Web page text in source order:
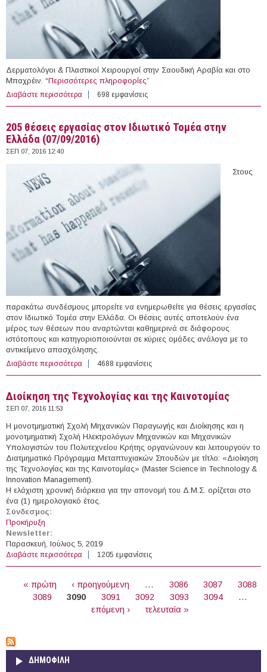
Δερματολόγοι & Πλαστικοί Χειρουργοί στην Σαουδική Αραβία και στο
Μπαχρέιν. “Περισσότερες πληροφορίες”
Διαβάστε περισσότερα για Ιατροί Δερματολόγοι & Πλαστικοί Χειρουργοί στην
Σαουδική Αραβία και στο Μπαχρέιν
698 εμφανίσεις
205 θέσεις εργασίας στον Ιδιωτικό Τομέα στην
Ελλάδα (07/09/2016)
ΣΕΠ 07, 2016 12:40
Στους
παρακάτω συνδέσμους μπορείτε να ενημερωθείτε για θέσεις εργασίας
στον Ιδιωτικό Τομέα στην Ελλάδα. Οι θέσεις αυτές αποτελούν ένα
μέρος των θέσεων που αναρτώνται καθημερινά σε διάφορους
ιστότοπους και κατηγοριοποιούνται σε κύριες ομάδες ανάλογα με το
αντικείμενο απασχόλησης.
Διαβάστε περισσότερα για 205 θέσεις εργασίας στον Ιδιωτικό Τομέα στην
Ελλάδα (07/09/2016)
4688 εμφανίσεις
Διοίκηση της Τεχνολογίας και της Καινοτομίας
ΣΕΠ 07, 2016 11:53
Η μονοτμηματική Σχολή Μηχανικών Παραγωγής και Διοίκησης και η
μονοτμηματική Σχολή Ηλεκτρολόγων Μηχανικών και Μηχανικών
Υπολογιστών του Πολυτεχνείου Κρήτης οργανώνουν και λειτουργούν το
Διατμηματικό Πρόγραμμα Μεταπτυχιακών Σπουδών με τίτλο: «Διοίκηση
της Τεχνολογίας και της Καινοτομίας» (Master Science in Technology &
Innovation Management).
Η ελάχιστη χρονική διάρκεια για την απονομή του Δ.Μ.Σ. ορίζεται στο
ένα (1) ημερολογιακό έτος.
Σύνδεσμος:
Προκήρυξη
Newsletter:
Παρασκευή, Ιούλιος 5, 2019
Διαβάστε περισσότερα για Διοίκηση της Τεχνολογίας και της Καινοτομίας
1205 εμφανίσεις
« πρώτη ‹ προηγούμενη … 3086 3087
3088
3089
3090 3091 3092 3093 3094
…
επόμενη ›
τελευταία »
ΔΗΜΟΦΙΛΗ